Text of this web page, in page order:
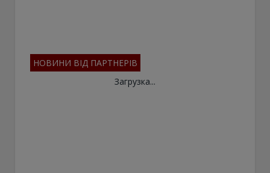
НОВИНИ ВІД ПАРТНЕРІВ
Загрузка...